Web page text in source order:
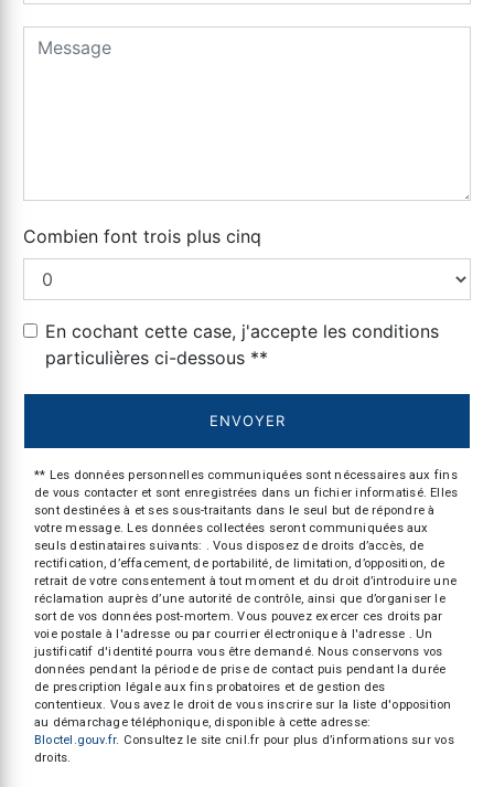
Combien font trois plus cinq
En cochant cette case, j'accepte les conditions
particulières ci-dessous **
ENVOYER
** Les données personnelles communiquées sont nécessaires aux fins
de vous contacter et sont enregistrées dans un fichier informatisé. Elles
sont destinées à et ses sous-traitants dans le seul but de répondre à
votre message. Les données collectées seront communiquées aux
seuls destinataires suivants: . Vous disposez de droits d’accès, de
rectification, d’effacement, de portabilité, de limitation, d’opposition, de
retrait de votre consentement à tout moment et du droit d’introduire une
réclamation auprès d’une autorité de contrôle, ainsi que d’organiser le
sort de vos données post-mortem. Vous pouvez exercer ces droits par
voie postale à l'adresse ou par courrier électronique à l'adresse . Un
justificatif d'identité pourra vous être demandé. Nous conservons vos
données pendant la période de prise de contact puis pendant la durée
de prescription légale aux fins probatoires et de gestion des
contentieux. Vous avez le droit de vous inscrire sur la liste d'opposition
au démarchage téléphonique, disponible à cette adresse:
Bloctel.gouv.fr. Consultez le site cnil.fr pour plus d’informations sur vos
droits.